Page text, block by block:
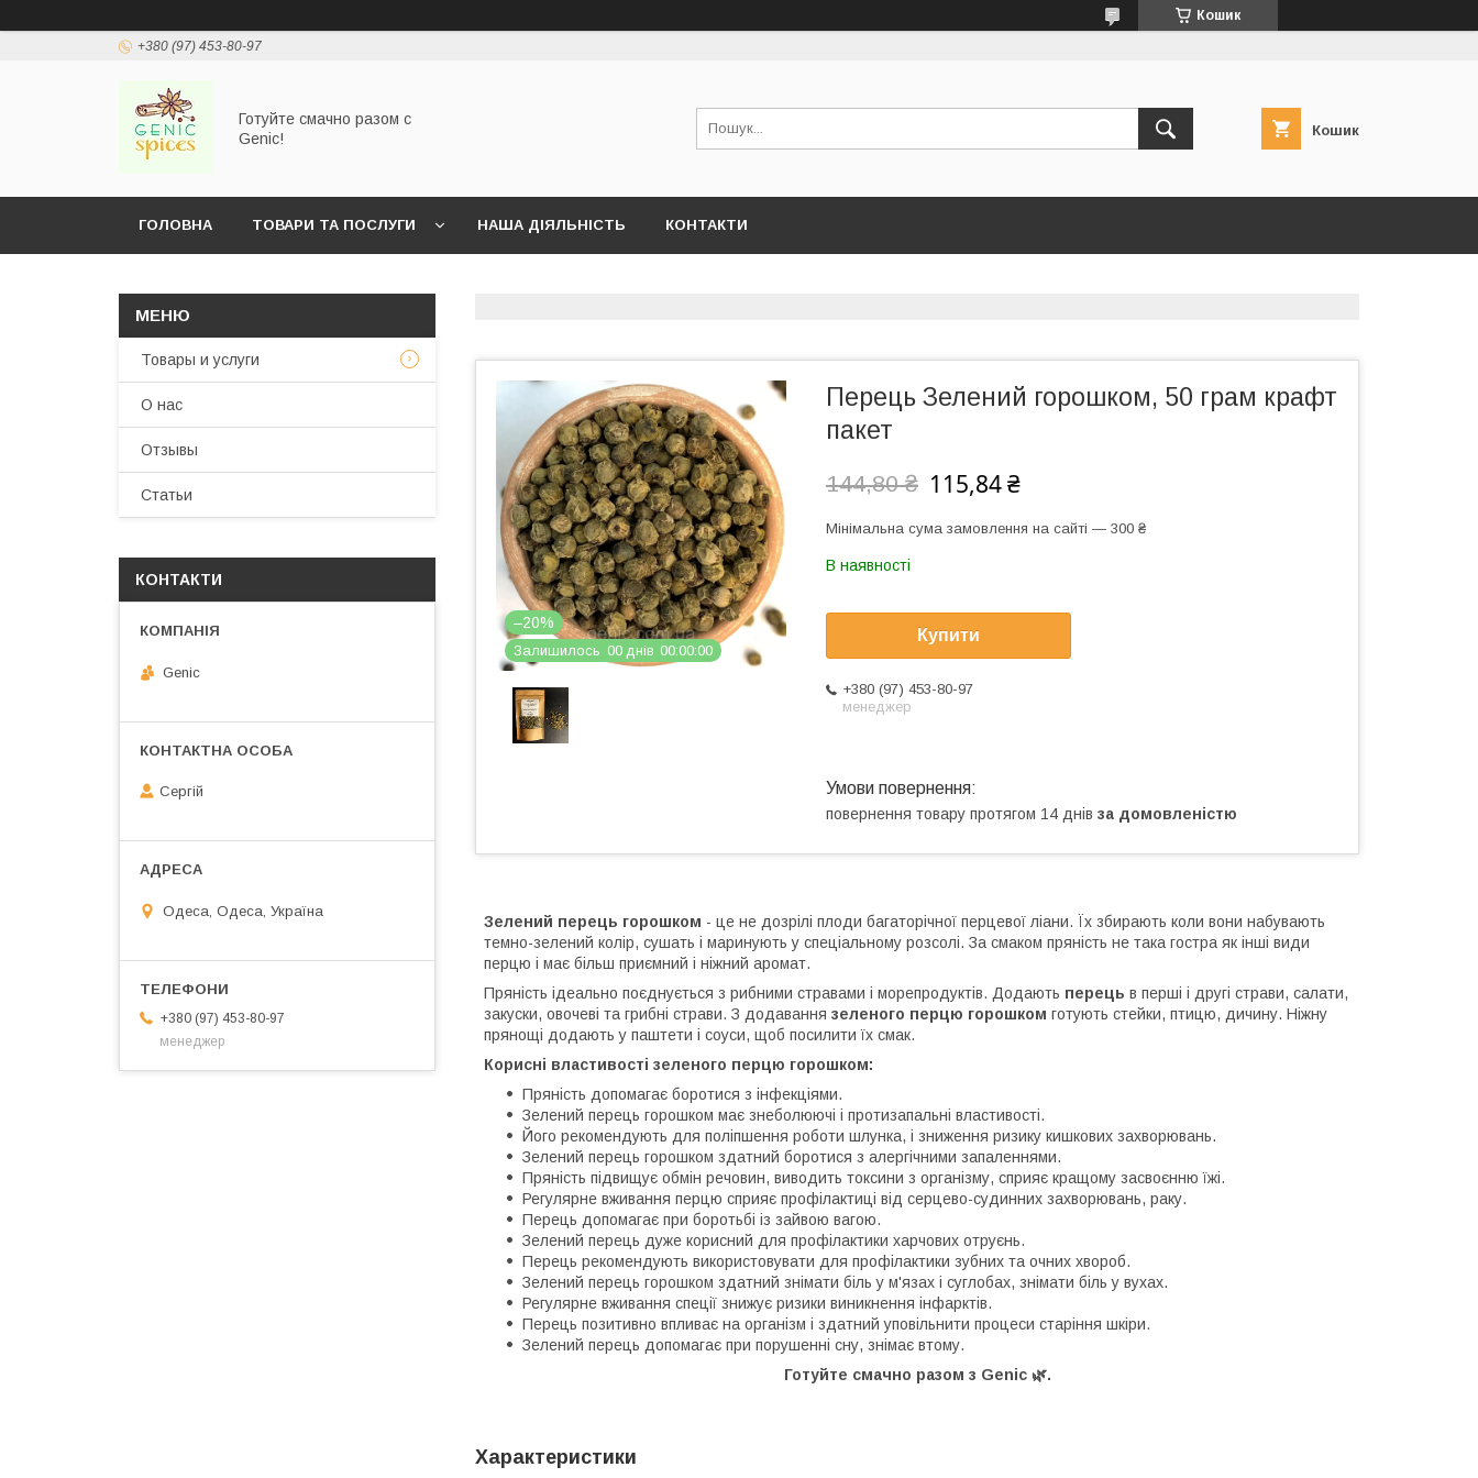
Кошик
+380 (97) 453-80-97
Готуйте смачно разом с
Genic!
Кошик
ГОЛОВНА ТОВАРИ ТА ПОСЛУГИ НАША ДІЯЛЬНІСТЬ КОНТАКТИ
–20%
Залишилось 00 днів 00 00 00
Перець Зелений горошком, 50 грам крафт
пакет
144,80 ₴ 115,84 ₴
Мінімальна сума замовлення на сайті — 300 ₴
В наявності
Купити
+380 (97) 453-80-97
менеджер
повернення товару протягом 14 днів за домовленістю
Зелений перець горошком - це не дозрілі плоди багаторічної перцевої ліани. Їх збирають коли вони набувають
темно-зелений колір, сушать і маринують у спеціальному розсолі. За смаком пряність не така гостра як інші види
перцю і має більш приємний і ніжний аромат.
Пряність ідеально поєднується з рибними стравами і морепродуктів. Додають перець в перші і другі страви, салати,
закуски, овочеві та грибні страви. З додавання зеленого перцю горошком готують стейки, птицю, дичину. Ніжну
прянощі додають у паштети і соуси, щоб посилити їх смак.
Корисні властивості зеленого перцю горошком:
Пряність допомагає боротися з інфекціями.
Зелений перець горошком має знеболюючі і протизапальні властивості.
Його рекомендують для поліпшення роботи шлунка, і зниження ризику кишкових захворювань.
Зелений перець горошком здатний боротися з алергічними запаленнями.
Пряність підвищує обмін речовин, виводить токсини з організму, сприяє кращому засвоєнню їжі.
Регулярне вживання перцю сприяє профілактиці від серцево-судинних захворювань, раку.
Перець допомагає при боротьбі із зайвою вагою.
Зелений перець дуже корисний для профілактики харчових отруєнь.
Перець рекомендують використовувати для профілактики зубних та очних хвороб.
Зелений перець горошком здатний знімати біль у м'язах і суглобах, знімати біль у вухах.
Регулярне вживання спеції знижує ризики виникнення інфарктів.
Перець позитивно впливає на організм і здатний уповільнити процеси старіння шкіри.
Зелений перець допомагає при порушенні сну, знімає втому.
Готуйте смачно разом з Genic 🌿.
Характеристики
Товары и услуги
О нас
Отзывы
Статьи
КОНТАКТИ
Genic
Сергій
Одеса, Одеса, Україна
+380 (97) 453-80-97
менеджер